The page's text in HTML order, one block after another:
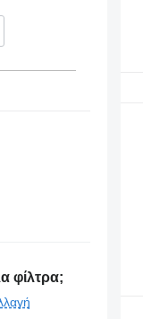
φίλτρα;